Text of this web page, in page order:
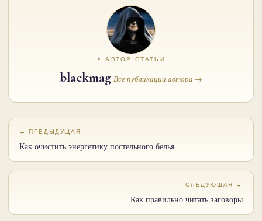
✦ АВТОР СТАТЬИ
blackmag Все публикации автора →
← ПРЕДЫДУЩАЯ
Как очистить энергетику постельного белья
СЛЕДУЮЩАЯ →
Как правильно читать заговоры